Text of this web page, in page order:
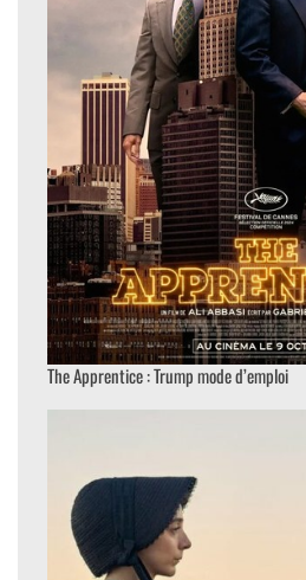
The Apprentice : Trump mode d’emploi